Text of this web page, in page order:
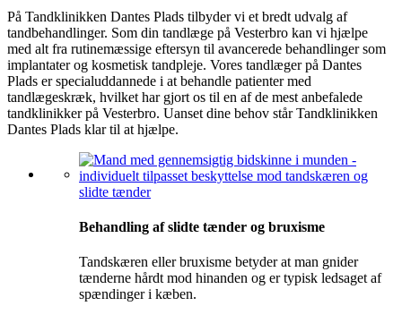
På Tandklinikken Dantes Plads tilbyder vi et bredt udvalg af
tandbehandlinger. Som din tandlæge på Vesterbro kan vi hjælpe
med alt fra rutinemæssige eftersyn til avancerede behandlinger som
implantater og kosmetisk tandpleje. Vores tandlæger på Dantes
Plads er specialuddannede i at behandle patienter med
tandlægeskræk, hvilket har gjort os til en af de mest anbefalede
tandklinikker på Vesterbro. Uanset dine behov står Tandklinikken
Dantes Plads klar til at hjælpe.
Behandling af slidte tænder og bruxisme
Tandskæren eller bruxisme betyder at man gnider
tænderne hårdt mod hinanden og er typisk ledsaget af
spændinger i kæben.